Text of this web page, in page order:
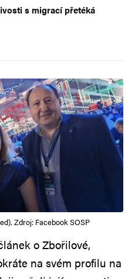
s migrací přetéká
Zdroj: Facebook SOSP
o Zbořilové,
na svém profilu na